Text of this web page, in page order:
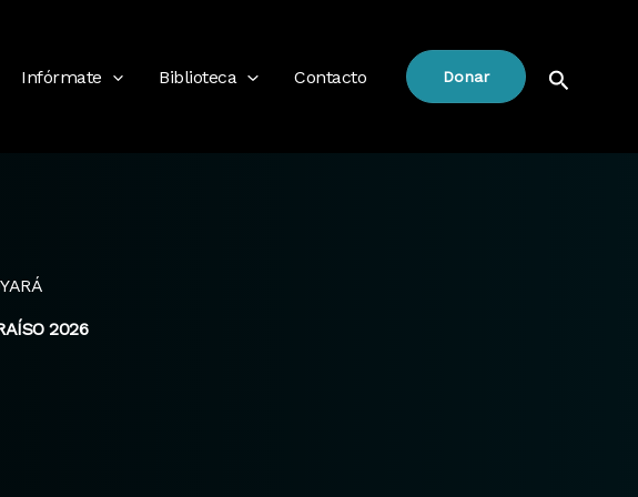
Infórmate Biblioteca Contacto Donar Buscar
2026